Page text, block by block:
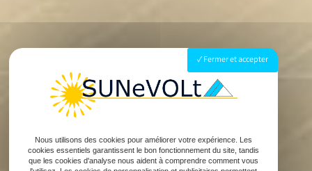
Fermer et accepter
Nous utilisons des cookies pour améliorer votre expérience. Les
cookies essentiels garantissent le bon fonctionnement du site, tandis
que les cookies d'analyse nous aident à comprendre comment vous